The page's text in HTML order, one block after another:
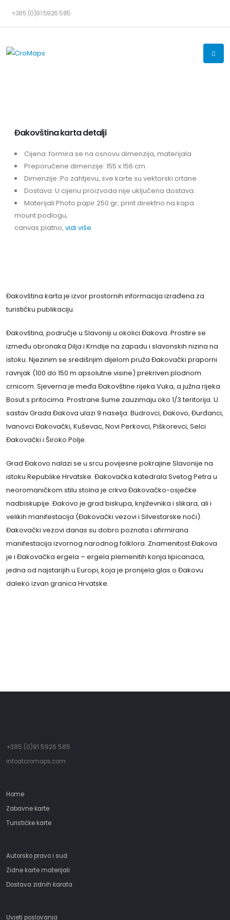
+385 (0)91 5926 585
Đakovština karta detalji
Cijena: formira se na osnovu dimenzija, materijala
Preporučene dimenzije: 155 x 156 cm
Dimenzije: Po zahtjevu, sve karte su vektorski crtane.
Dostava: U cijenu proizvoda nije uključena dostava.
Materijali:Photo papir 250 gr; print direktno na kapa
mount podlogu;
canvas platno, vidi više
Đakovština karta je izvor prostornih informacija izrađena za
turističku publikaciju.
Đakovština, područje u Slavoniji u okolici Đakova. Prostire se
između obronaka Dilja i Krndije na zapadu i slavonskih nizina na
istoku. Njezinim se središnjim dijelom pruža Đakovački praporni
ravnjak (100 do 150 m apsolutne visine) prekriven plodnom
crnicom. Sjeverna je međa Đakovštine rijeka Vuka, a južna rijeka
Bosut s pritocima. Prostrane šume zauzimaju oko 1/3 teritorija. U
sastav Grada Đakova ulazi 9 naselja: Budrovci, Đakovo, Đurđanci,
Ivanovci Đakovački, Kuševac, Novi Perkovci, Piškorevci, Selci
Đakovački i Široko Polje.
Grad Đakovo nalazi se u srcu povijesne pokrajine Slavonije na
istoku Republike Hrvatske. Đakovačka katedrala Svetog Petra u
neoromaničkom stilu stolna je crkva Đakovačko-osječke
nadbiskupije. Đakovo je grad biskupa, književnika i slikara, ali i
velikih manifestacija (Đakovački vezovi i Silvestarske noći).
Đakovački vezovi danas su dobro poznata i afirmirana
manifestacija izvornog narodnog folklora. Znamenitost Đakova
je i Đakovačka ergela – ergela plemenitih konja lipicanaca,
jedna od najstarijih u Europi, koja je pronijela glas o Đakovu
daleko izvan granica Hrvatske.
+385 (0)91 5926 585
infoatcromaps.com
Home
Zabavne karte
Turističke karte
Autorsko pravo i sud
Zidne karte materijali
Dostava zidnih karata
Uvjeti poslovanja